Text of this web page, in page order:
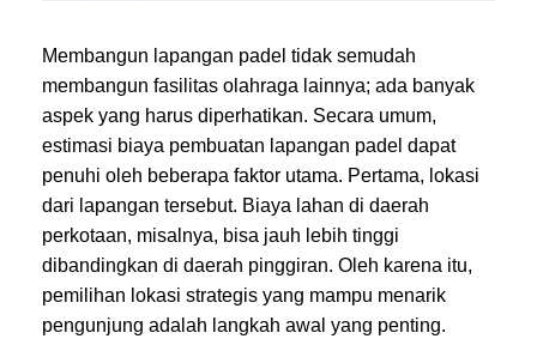
Membangun lapangan padel tidak semudah
membangun fasilitas olahraga lainnya; ada banyak
aspek yang harus diperhatikan. Secara umum,
estimasi biaya pembuatan lapangan padel dapat
penuhi oleh beberapa faktor utama. Pertama, lokasi
dari lapangan tersebut. Biaya lahan di daerah
perkotaan, misalnya, bisa jauh lebih tinggi
dibandingkan di daerah pinggiran. Oleh karena itu,
pemilihan lokasi strategis yang mampu menarik
pengunjung adalah langkah awal yang penting.